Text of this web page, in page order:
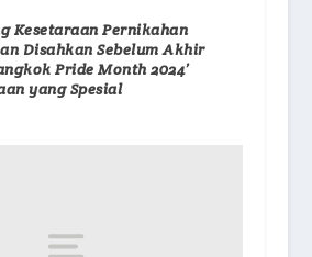
Kesetaraan Pernikahan
Disahkan Sebelum Akhir
Pride Month 2024’
yang Spesial